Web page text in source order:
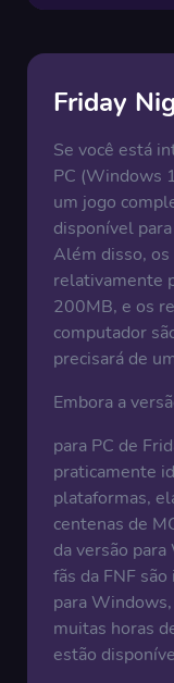
Friday
Se você está
PC (Windows
um jogo
disponível
Além disso, os
relativamente
200MB, e os
computador
precisará de
Embora a
para PC de
praticamente
plataformas,
centenas de
da versão
fãs da FNF
para
muitas horas
estão